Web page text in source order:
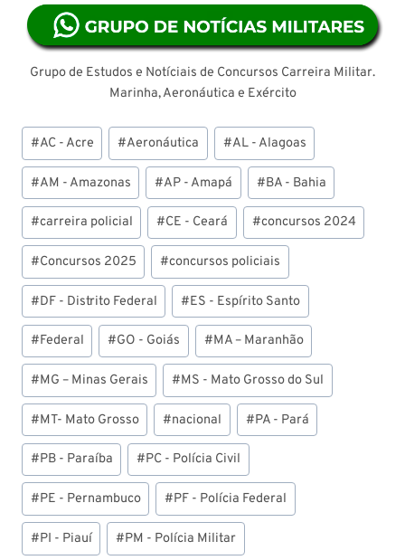
Grupo de Estudos e Notíciais de Concursos Carreira Militar.
Marinha, Aeronáutica e Exército
Tags
do
Post:
#AC - Acre #Aeronáutica #AL - Alagoas
#AM - Amazonas #AP - Amapá #BA - Bahia
#carreira policial #CE - Ceará #concursos 2024
#Concursos 2025 #concursos policiais
#DF - Distrito Federal #ES - Espírito Santo
#Federal #GO - Goiás #MA – Maranhão
#MG – Minas Gerais #MS - Mato Grosso do Sul
#MT- Mato Grosso #nacional #PA - Pará
#PB - Paraíba #PC - Polícia Civil
#PE - Pernambuco #PF - Polícia Federal
#PI - Piauí #PM - Polícia Militar